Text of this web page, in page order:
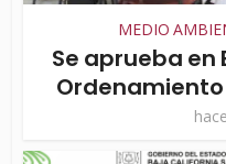
MEDIO
Se aprueba en
Ordenamiento